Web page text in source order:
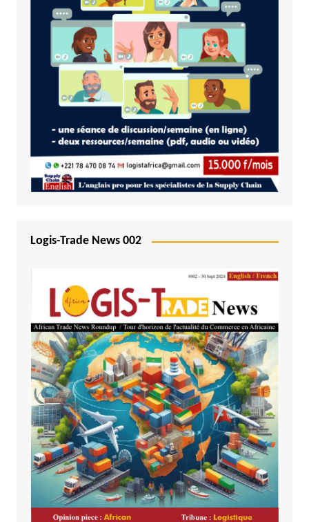
Logis-Trade News 002